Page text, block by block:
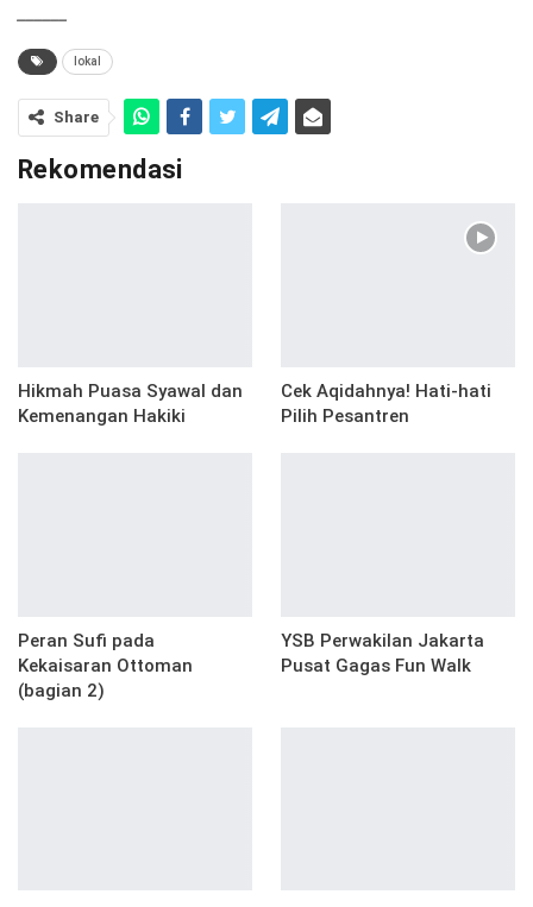
lokal
Share
Rekomendasi
Hikmah Puasa Syawal dan
Kemenangan Hakiki
Cek Aqidahnya! Hati-hati
Pilih Pesantren
Peran Sufi pada
Kekaisaran Ottoman
(bagian 2)
YSB Perwakilan Jakarta
Pusat Gagas Fun Walk